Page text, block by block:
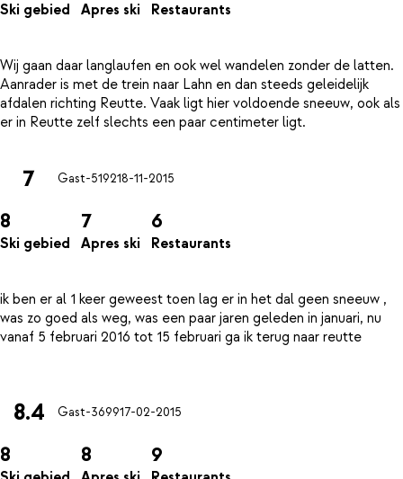
Ski gebied Apres ski Restaurants
Wij gaan daar langlaufen en ook wel wandelen zonder de latten.
Aanrader is met de trein naar Lahn en dan steeds geleidelijk
afdalen richting Reutte. Vaak ligt hier voldoende sneeuw, ook als
7 Gast-519218-11-2015
8
Ski gebied
7
Apres ski
6
Restaurants
ik ben er al 1 keer geweest toen lag er in het dal geen sneeuw ,
was zo goed als weg, was een paar jaren geleden in januari, nu
vanaf 5 februari 2016 tot 15 februari ga ik terug naar reutte
8.4 Gast-369917-02-2015
8 8 9